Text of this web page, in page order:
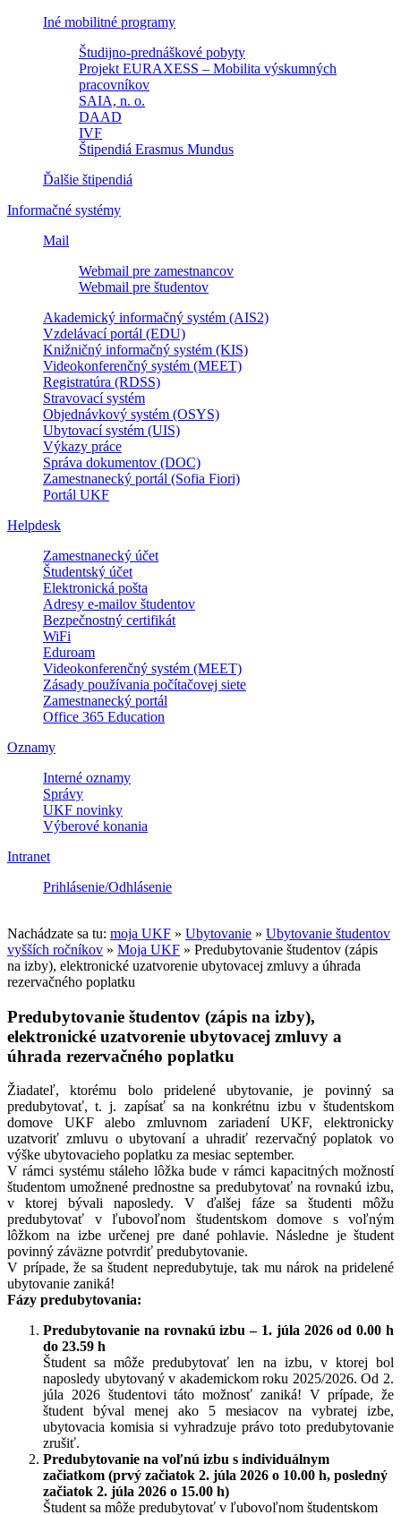
Iné mobilitné programy
Študijno-prednáškové pobyty
Projekt EURAXESS – Mobilita výskumných
pracovníkov
SAIA, n. o.
DAAD
IVF
Štipendiá Erasmus Mundus
Ďalšie štipendiá
Informačné systémy
Mail
Webmail pre zamestnancov
Webmail pre študentov
Akademický informačný systém (AIS2)
Vzdelávací portál (EDU)
Knižničný informačný systém (KIS)
Videokonferenčný systém (MEET)
Registratúra (RDSS)
Stravovací systém
Objednávkový systém (OSYS)
Ubytovací systém (UIS)
Výkazy práce
Správa dokumentov (DOC)
Zamestnanecký portál (Sofia Fiori)
Portál UKF
Helpdesk
Zamestnanecký účet
Študentský účet
Elektronická pošta
Adresy e-mailov študentov
Bezpečnostný certifikát
WiFi
Eduroam
Videokonferenčný systém (MEET)
Zásady používania počítačovej siete
Zamestnanecký portál
Office 365 Education
Oznamy
Interné oznamy
Správy
UKF novinky
Výberové konania
Intranet
Prihlásenie/Odhlásenie
Nachádzate sa tu: moja UKF » Ubytovanie » Ubytovanie študentov
vyšších ročníkov » Moja UKF » Predubytovanie študentov (zápis
na izby), elektronické uzatvorenie ubytovacej zmluvy a úhrada
rezervačného poplatku
Predubytovanie študentov (zápis na izby),
elektronické uzatvorenie ubytovacej zmluvy a
úhrada rezervačného poplatku
Žiadateľ, ktorému bolo pridelené ubytovanie, je povinný sa
predubytovať, t. j. zapísať sa na konkrétnu izbu v študentskom
domove UKF alebo zmluvnom zariadení UKF, elektronicky
uzatvoriť zmluvu o ubytovaní a uhradiť rezervačný poplatok vo
výške ubytovacieho poplatku za mesiac september.
V rámci systému stáleho lôžka bude v rámci kapacitných možností
študentom umožnené prednostne sa predubytovať na rovnakú izbu,
v ktorej bývali naposledy. V ďalšej fáze sa študenti môžu
predubytovať v ľubovoľnom študentskom domove s voľným
lôžkom na izbe určenej pre dané pohlavie. Následne je študent
povinný záväzne potvrdiť predubytovanie.
V prípade, že sa študent nepredubytuje, tak mu nárok na pridelené
ubytovanie zaniká!
Fázy predubytovania:
Predubytovanie na rovnakú izbu – 1. júla 2026 od 0.00 h
do 23.59 h
Študent sa môže predubytovať len na izbu, v ktorej bol
naposledy ubytovaný v akademickom roku 2025/2026. Od 2.
júla 2026 študentovi táto možnosť zaniká! V prípade, že
študent býval menej ako 5 mesiacov na vybratej izbe,
ubytovacia komisia si vyhradzuje právo toto predubytovanie
zrušiť.
Predubytovanie na voľnú izbu s individuálnym
začiatkom (prvý začiatok 2. júla 2026 o 10.00 h, posledný
začiatok 2. júla 2026 o 15.00 h)
Študent sa môže predubytovať v ľubovoľnom študentskom